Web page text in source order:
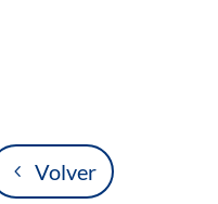
Volver